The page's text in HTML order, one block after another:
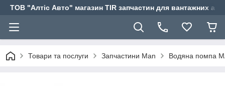
ТОВ "Алтіс Авто" магазин TIR запчастин для вантажних
Товари та послуги Запчастини Man Водяна помпа